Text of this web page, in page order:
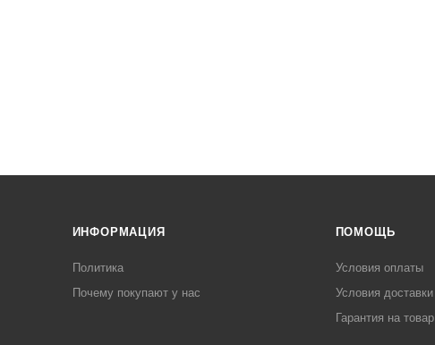
ИНФОРМАЦИЯ
Политика
Почему покупают у нас
ПОМОЩЬ
Условия оплаты
Условия доставки
Гарантия на товар